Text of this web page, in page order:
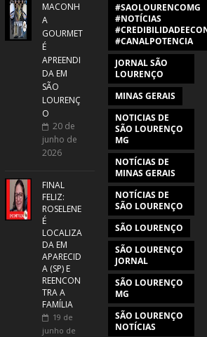
MACONH
A
GOURMET
É
APREENDI
DA EM
SÃO
LOURENÇ
O
20 de
junho de
2026
FINAL
FELIZ:
ROSELENE
É
LOCALIZA
DA EM
APARECID
A (SP) E
REENCON
TRA A
FAMÍLIA
19 de
junho de
#SAOLOURENCOMG
#NOTÍCIAS
#CANALPOTENCIA
JORNAL SÃO
LOURENÇO
MINAS GERAIS
NOTICIAS DE
SÃO LOURENÇO
MG
NOTÍCIAS DE
MINAS GERAIS
NOTÍCIAS DE
SÃO LOURENÇO
SÃO LOURENÇO
SÃO LOURENÇO
JORNAL
SÃO LOURENÇO
MG
SÃO LOURENÇO
NOTÍCIAS